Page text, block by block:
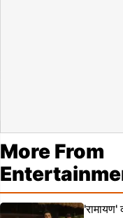
More From